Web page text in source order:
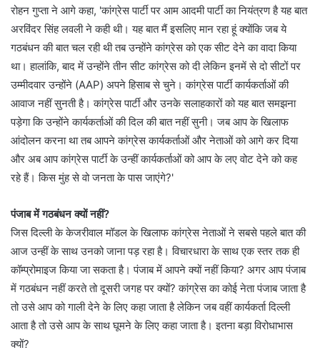
रोहन गुप्ता ने आगे कहा, 'कांग्रेस पार्टी पर आम आदमी पार्टी का नियंत्रण है यह बात
अरविंदर सिंह लवली ने कही थी। यह बात मैं इसलिए मान रहा हूं क्योंकि जब ये
गठबंधन की बात चल रही थी तब उन्होंने कांग्रेस को एक सीट देने का वादा किया
था। हालांकि, बाद में उन्होंने तीन सीट कांग्रेस को दी लेकिन इनमें से दो सीटों पर
उम्मीदवार उन्होंने (AAP) अपने हिसाब से चुने। कांग्रेस पार्टी कार्यकर्ताओं की
आवाज नहीं सुनती है। कांग्रेस पार्टी और उनके सलाहकारों को यह बात समझना
पड़ेगा कि उन्होंने कार्यकर्ताओं की दिल की बात नहीं सुनी। जब आप के खिलाफ
आंदोलन करना था तब आपने कांग्रेस कार्यकर्ताओं और नेताओं को आगे कर दिया
और अब आप कांग्रेस पार्टी के उन्हीं कार्यकर्ताओं को आप के लए वोट देने को कह
रहे हैं। किस मुंह से वो जनता के पास जाएंगे?'
पंजाब में गठबंधन क्यों नहीं?
जिस दिल्ली के केजरीवाल मॉडल के खिलाफ कांग्रेस नेताओं ने सबसे पहले बात की
आज उन्हीं के साथ उनको जाना पड़ रहा है। विचारधारा के साथ एक स्तर तक ही
कॉम्प्रोमाइज किया जा सकता है। पंजाब में आपने क्यों नहीं किया? अगर आप पंजाब
में गठबंधन नहीं करते तो दूसरी जगह पर क्यों? कांग्रेस का कोई नेता पंजाब जाता है
तो उसे आप को गाली देने के लिए कहा जाता है लेकिन जब वहीं कार्यकर्ता दिल्ली
आता है तो उसे आप के साथ घूमने के लिए कहा जाता है। इतना बड़ा विरोधाभास
क्यों?